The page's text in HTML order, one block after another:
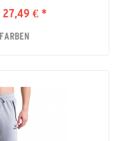
27,49 € *